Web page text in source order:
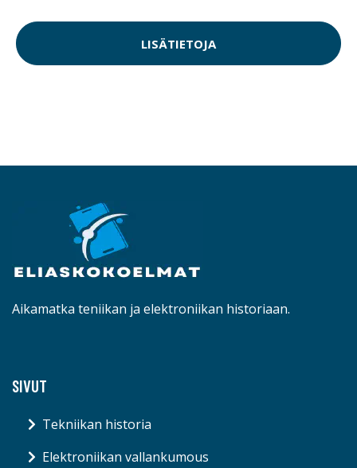
LISÄTIETOJA
Aikamatka teniikan ja elektroniikan historiaan.
SIVUT
Tekniikan historia
Elektroniikan vallankumous